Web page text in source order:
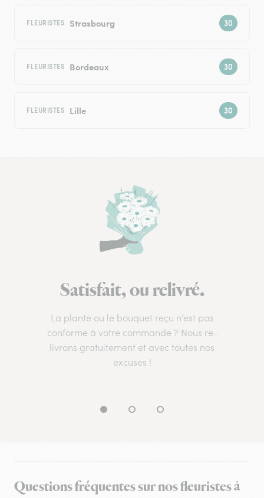
FLEURISTES Strasbourg
FLEURISTES Bordeaux
FLEURISTES Lille
Satisfait, ou relivré.
La plante ou le bouquet reçu n’est pas
conforme à votre commande ? Nous re-
livrons gratuitement et avec toutes nos
excuses !
Questions fréquentes sur nos fleuristes à